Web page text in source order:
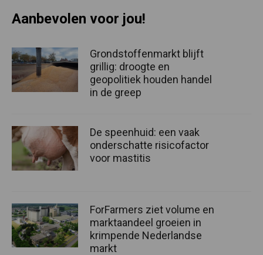
Aanbevolen voor jou!
Grondstoffenmarkt blijft
grillig: droogte en
geopolitiek houden handel
in de greep
De speenhuid: een vaak
onderschatte risicofactor
voor mastitis
ForFarmers ziet volume en
marktaandeel groeien in
krimpende Nederlandse
markt